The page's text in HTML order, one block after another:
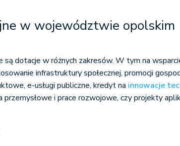
w województwie opolskim
dotacje w różnych zakresów. W tym na
infrastruktury społecznej, promocji
e-usługi publiczne, kredyt na innowacje
przemysłowe i prace rozwojowe, czy projekty